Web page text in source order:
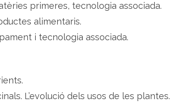
primeres, tecnologia associada.
alimentaris.
i tecnologia associada.
L’evolució dels usos de les plantes.